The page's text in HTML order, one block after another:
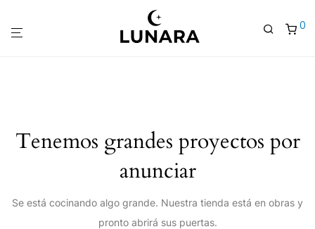
0
Tenemos grandes proyectos por
anunciar
Se está cocinando algo grande. Nuestra tienda está en obras y
pronto abrirá sus puertas.